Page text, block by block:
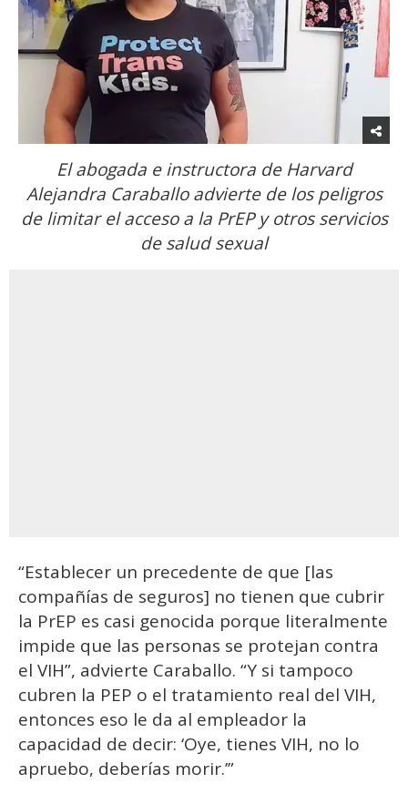
El abogada e instructora de Harvard
Alejandra Caraballo advierte de los peligros
de limitar el acceso a la PrEP y otros servicios
de salud sexual
“Establecer un precedente de que [las
compañías de seguros] no tienen que cubrir
la PrEP es casi genocida porque literalmente
impide que las personas se protejan contra
el VIH”, advierte Caraballo. “Y si tampoco
cubren la PEP o el tratamiento real del VIH,
entonces eso le da al empleador la
capacidad de decir: ‘Oye, tienes VIH, no lo
apruebo, deberías morir.’”